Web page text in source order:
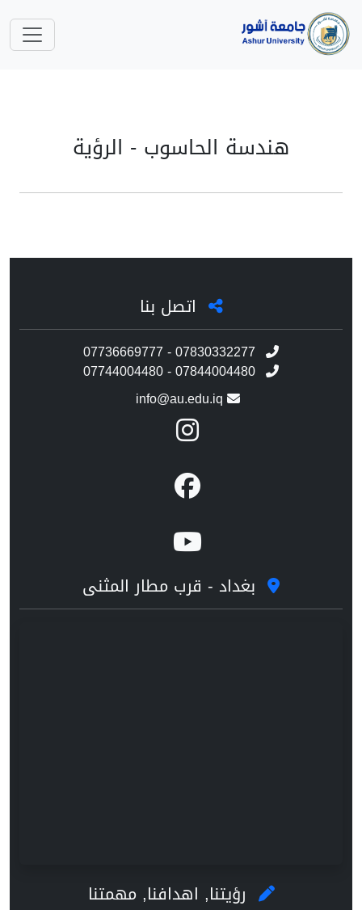
هندسة الحاسوب - الرؤية
اتصل بنا
07736669777 - 07830332277
07744004480 - 07844004480
info@au.edu.iq
بغداد - قرب مطار المثنى
رؤيتنا, اهدافنا, مهمتنا